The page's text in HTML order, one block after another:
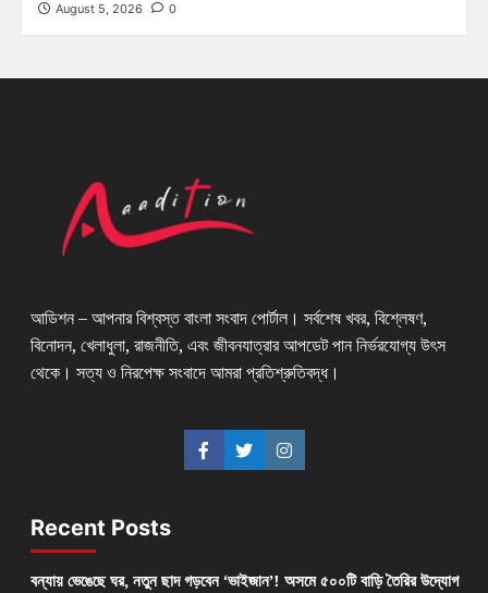
August 5, 2026 0
আডিশন – আপনার বিশ্বস্ত বাংলা সংবাদ পোর্টাল। সর্বশেষ খবর, বিশ্লেষণ,
বিনোদন, খেলাধুলা, রাজনীতি, এবং জীবনযাত্রার আপডেট পান নির্ভরযোগ্য উৎস
থেকে। সত্য ও নিরপেক্ষ সংবাদে আমরা প্রতিশ্রুতিবদ্ধ।
Recent Posts
বন্যায় ভেঙেছে ঘর, নতুন ছাদ গড়বেন ‘ভাইজান’! অসমে ৫০০টি বাড়ি তৈরির উদ্যোগ